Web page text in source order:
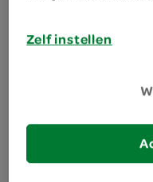
bereiden
Zelf instellen